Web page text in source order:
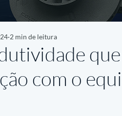
com o
2 min de leitura